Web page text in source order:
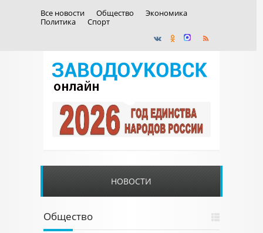
Все новости Общество
Экономика
Политика
Спорт
НОВОСТИ
Общество